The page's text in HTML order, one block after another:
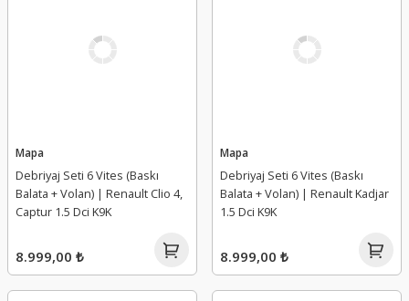
Mapa
Debriyaj Seti 6 Vites (Baskı
Balata + Volan) | Renault Clio 4,
Captur 1.5 Dci K9K
8.999,00 ₺
Mapa
Debriyaj Seti 6 Vites (Baskı
Balata + Volan) | Renault Kadjar
1.5 Dci K9K
8.999,00 ₺